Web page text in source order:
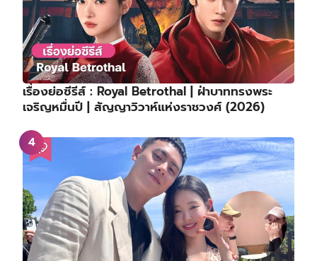
เรื่องย่อซีรีส์ : Royal Betrothal | ฝ่าบาททรงพระ
เจริญหมื่นปี | สัญญาวิวาห์แห่งราชวงศ์ (2026)